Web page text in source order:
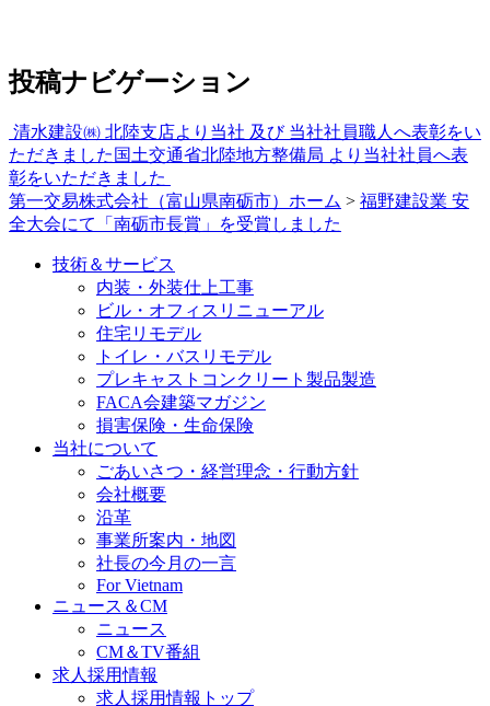
投稿ナビゲーション
清水建設㈱ 北陸支店より当社 及び 当社社員職人へ表彰をい
ただきました 国土交通省北陸地方整備局 より当社社員へ表
彰をいただきました
第一交易株式会社（富山県南砺市）ホーム > 福野建設業 安
全大会にて「南砺市長賞」を受賞しました
技術＆サービス
内装・外装仕上工事
ビル・オフィスリニューアル
住宅リモデル
トイレ・バスリモデル
プレキャストコンクリート製品製造
FACA会建築マガジン
損害保険・生命保険
当社について
ごあいさつ・経営理念・行動方針
会社概要
沿革
事業所案内・地図
社長の今月の一言
For Vietnam
ニュース＆CM
ニュース
CM＆TV番組
求人採用情報
求人採用情報トップ